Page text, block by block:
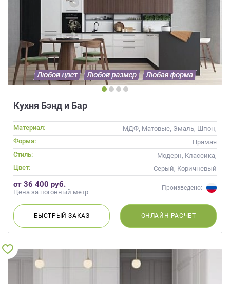
Кухня Бэнд и Бар
Материал:
МДФ, Матовые, Эмаль, Шпон,
Глянцевые
Форма:
Прямая
Стиль:
Модерн, Классика,
Скандинавский, Неоклассика,
Современные
Цвет: Серый, Коричневый
от 36 400 руб.
Цена за погонный метр
Произведено:
БЫСТРЫЙЗАКАЗ ОНЛАЙН РАСЧЕТ